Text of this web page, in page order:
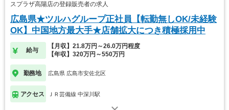
スプラザ高陽店の登録販売者の求人
広島県★ツルハグループ正社員【転勤無しOK/未経験
OK】中国地方最大手★店舗拡大につき積極採用中
給与
【月収】21.8万円～26.0万円程度
【年収】320万円～550万円
勤務地 広島県 広島市安佐北区
アクセス ＪＲ芸備線 中深川駅